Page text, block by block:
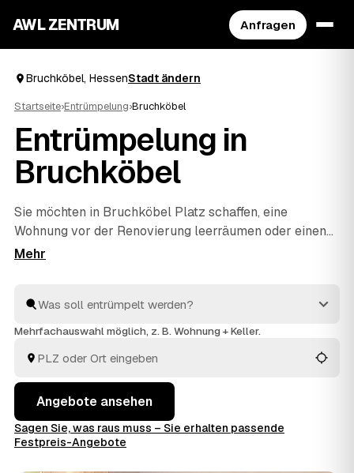
AWL ZENTRUM Anfragen
Bruchköbel, HessenStadt ändern
Startseite›Entrümpelung›Bruchköbel
Entrümpelung in
Bruchköbel
Sie möchten in Bruchköbel Platz schaffen, eine
Wohnung vor der Renovierung leerräumen oder einen
Nachlass auflösen? Beschreiben Sie Ihren Auftrag bei
einzelnen Raum bis zur kompletten
Haushaltsauflösungwird alles fachgerecht ausgeräumt
Blick.
Mehrfachauswahl möglich, z. B. Wohnung + Keller.
Angebote ansehen
Sagen Sie, was raus muss – Sie erhalten passende
Festpreis-Angebote